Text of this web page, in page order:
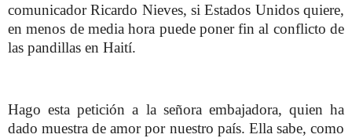
comunicador Ricardo Nieves, si Estados Unidos quiere,
en menos de media hora puede poner fin al conflicto de
las pandillas en Haití.
Hago esta petición a la señora embajadora, quien ha
dado muestra de amor por nuestro país. Ella sabe, como